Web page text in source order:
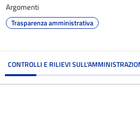
Argomenti
Trasparenza amministrativa
CONTROLLI E RILIEVI